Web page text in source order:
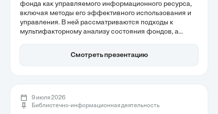
фонда как управляемого информационного ресурса,
включая методы его эффективного использования и
управления. В ней рассматриваются подходы к
мультифакторному анализу состояния фондов, а
ресурсов в условиях цифровизации. Участники узнают
о важности статистического учета и читательского
Смотреть презентацию
9 июля 2026
Библиотечно-информационная деятельность